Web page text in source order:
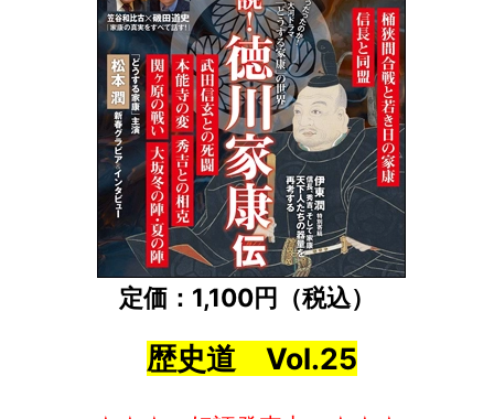
定価：1,100円（税込）
歴史道 Vol.25